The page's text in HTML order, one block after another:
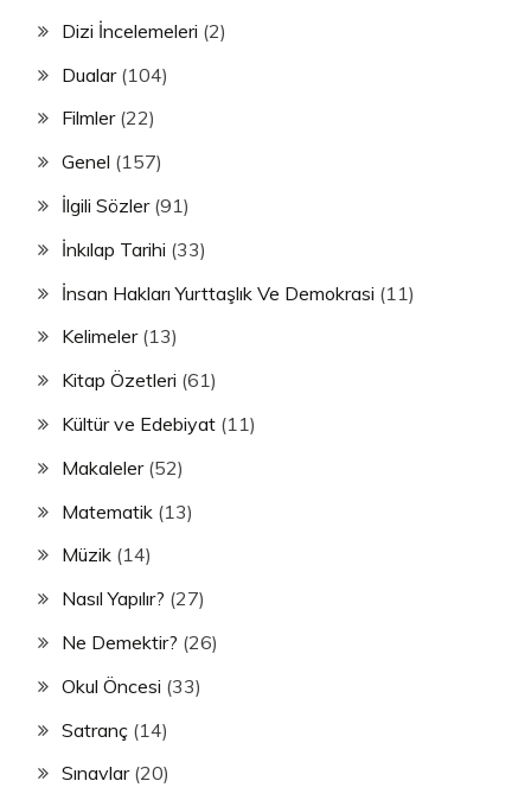
Dizi İncelemeleri (2)
Dualar(104)
Filmler(22)
Genel (157)
İlgili Sözler(91)
İnkılap Tarihi (33)
İnsan Hakları Yurttaşlık Ve Demokrasi (11)
Kelimeler(13)
Kitap Özetleri (61)
Kültür ve Edebiyat (11)
Makaleler(52)
Matematik (13)
Müzik (14)
Nasıl Yapılır? (27)
Ne Demektir? (26)
Okul Öncesi (33)
Satranç (14)
Sınavlar(20)